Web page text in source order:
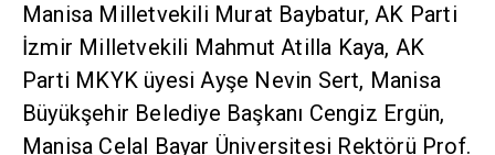
Manisa Milletvekili Murat Baybatur, AK Parti
İzmir Milletvekili Mahmut Atilla Kaya, AK
Parti MKYK üyesi Ayşe Nevin Sert, Manisa
Büyükşehir Belediye Başkanı Cengiz Ergün,
Manisa Celal Bayar Üniversitesi Rektörü Prof.